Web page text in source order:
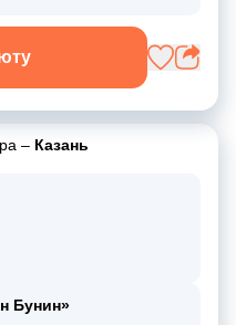
– Казань
Бунин»